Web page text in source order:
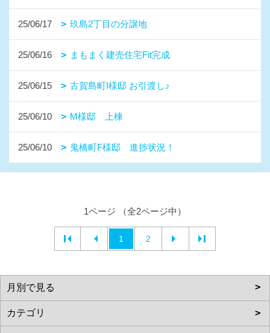
25/06/17 玖島2丁目の分譲地
25/06/16 まもまく建売住宅Fit完成
25/06/15 古賀島町I様邸 お引渡し♪
25/06/10 M様邸 上棟
25/06/10 鬼橋町F様邸 進捗状況！
1ページ （全2ページ中）
1 2